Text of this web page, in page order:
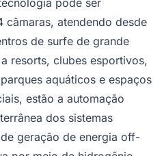
ao longo de mais de uma
equipe multidisciplinar e
estratégicos. Durante
ferramentas avançadas
Twin), simulações de
protótipos físicos.
técnico e engenheiro